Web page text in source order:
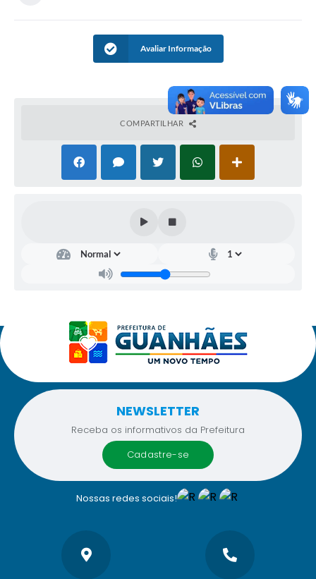
Avaliar Informação
COMPARTILHAR
Nossas redes sociais!
NEWSLETTER
Receba os informativos da Prefeitura
cadastre-se